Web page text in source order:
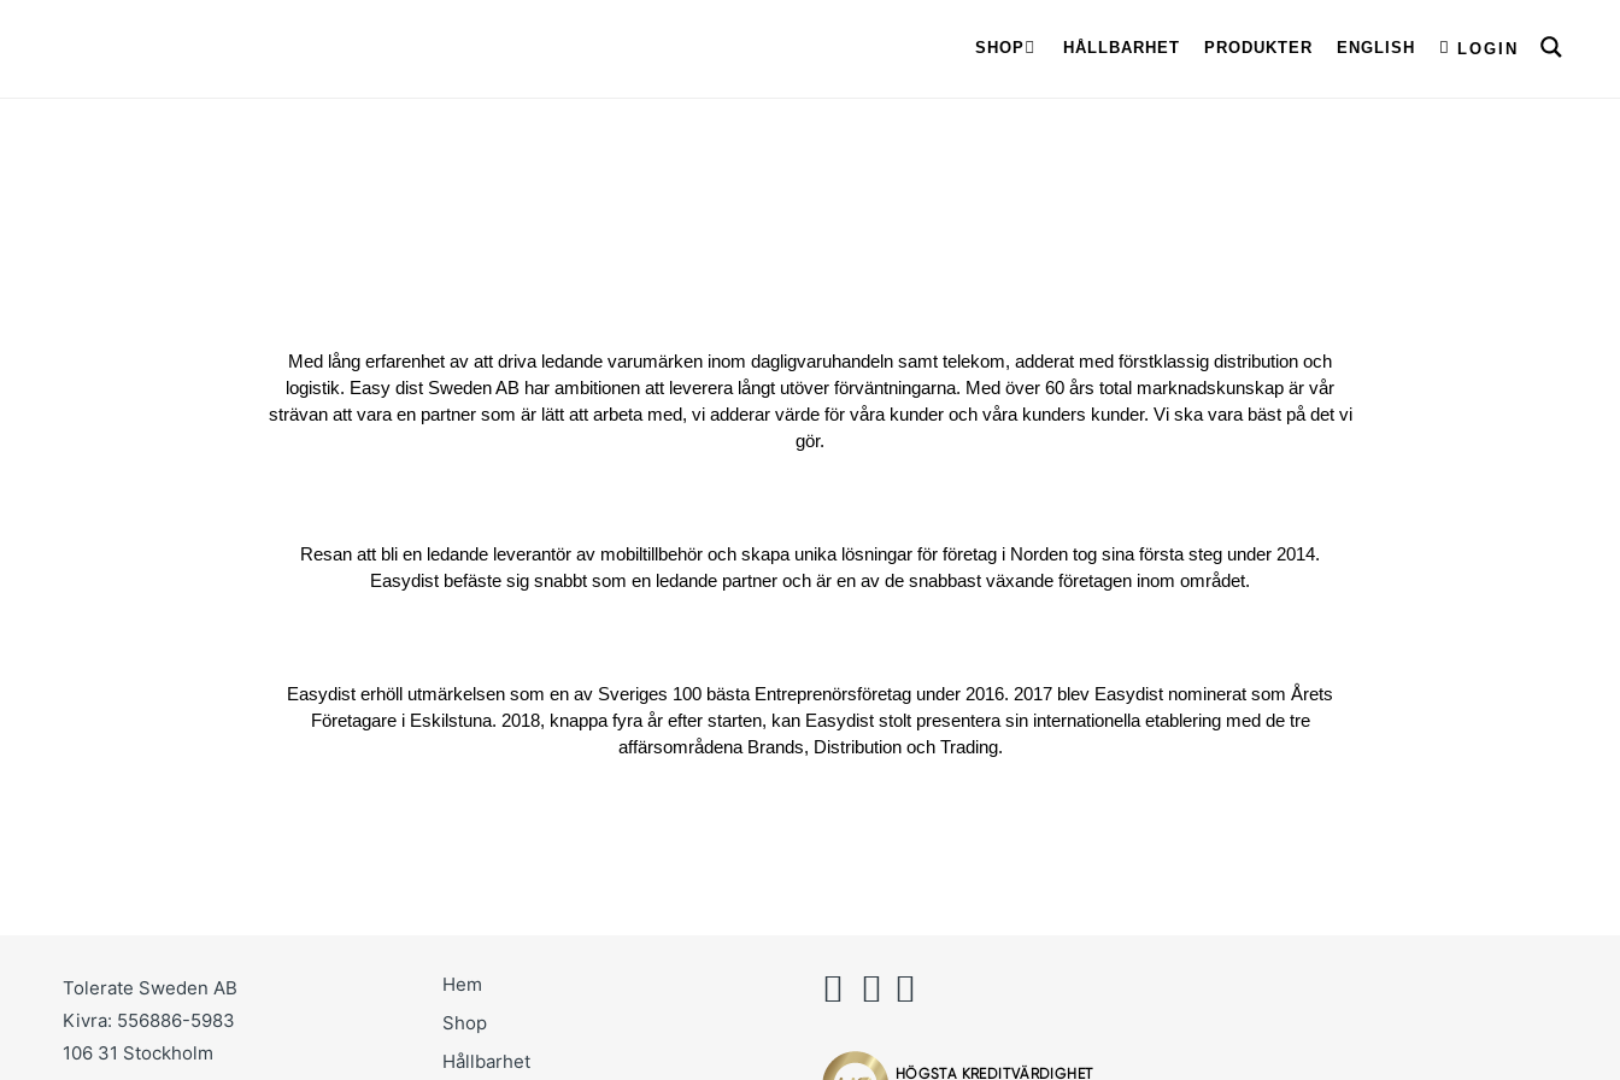
LOGIN
SHOP HÅLLBARHET PRODUKTER ENGLISH
Med lång erfarenhet av att driva ledande varumärken inom dagligvaruhandeln samt telekom, adderat med förstklassig distribution och
logistik. Easy dist Sweden AB har ambitionen att leverera långt utöver förväntningarna. Med över 60 års total marknadskunskap är vår
strävan att vara en partner som är lätt att arbeta med, vi adderar värde för våra kunder och våra kunders kunder. Vi ska vara bäst på det vi
gör.
Resan att bli en ledande leverantör av mobiltillbehör och skapa unika lösningar för företag i Norden tog sina första steg under 2014.
Easydist befäste sig snabbt som en ledande partner och är en av de snabbast växande företagen inom området.
Easydist erhöll utmärkelsen som en av Sveriges 100 bästa Entreprenörsföretag under 2016. 2017 blev Easydist nominerat som Årets
Företagare i Eskilstuna. 2018, knappa fyra år efter starten, kan Easydist stolt presentera sin internationella etablering med de tre
affärsområdena Brands, Distribution och Trading.
Tolerate Sweden AB
Kivra: 556886-5983
106 31 Stockholm
Hem
Shop
Hållbarhet